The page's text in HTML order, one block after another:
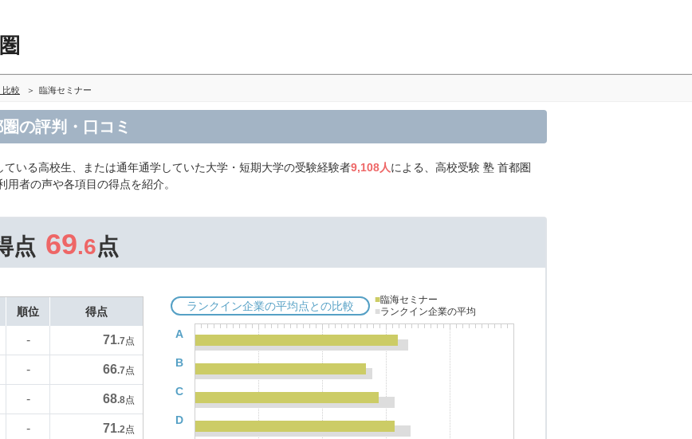
比較 臨海セミナー
の評判・口コミ
いる高校生、または通年通学していた大学・短期大学の受験経験者9,108人による、高校受験 塾 首都圏
者の声や各項目の得点を紹介。
点 69.6点
順位 得点
- 71.7点
- 66.7点
- 68.8点
- 71.2点
ランクイン企業の平均点との比較 ■臨海セミナー
■ランクイン企業の平均
A
B
C
D